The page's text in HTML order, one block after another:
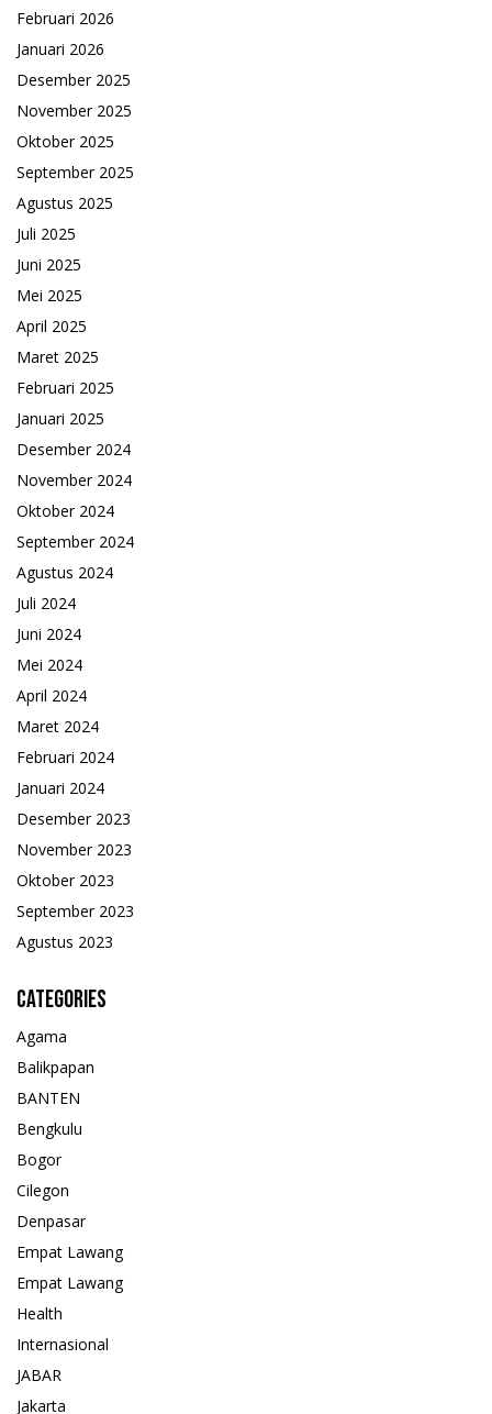
Februari 2026
Januari 2026
Desember 2025
November 2025
Oktober 2025
September 2025
Agustus 2025
Juli 2025
Juni 2025
Mei 2025
April 2025
Maret 2025
Februari 2025
Januari 2025
Desember 2024
November 2024
Oktober 2024
September 2024
Agustus 2024
Juli 2024
Juni 2024
Mei 2024
April 2024
Maret 2024
Februari 2024
Januari 2024
Desember 2023
November 2023
Oktober 2023
September 2023
Agustus 2023
Categories
Agama
Balikpapan
BANTEN
Bengkulu
Bogor
Cilegon
Denpasar
Empat Lawang
Empat Lawang
Health
Internasional
JABAR
Jakarta